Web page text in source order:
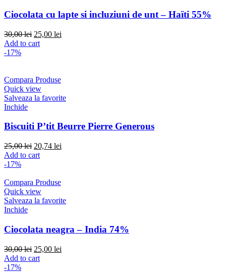
Ciocolata cu lapte si incluziuni de unt – Haïti 55%
30,00lei Original
price
25,00 lei
Add to cart
-17%
Compara Produse
Quick view
Salveaza la favorite
Inchide
Biscuiti P’tit Beurre Pierre Generous
25,00lei Original
price
20,74 lei
Add to cart
-17%
Compara Produse
Quick view
Salveaza la favorite
Inchide
Ciocolata neagra – India 74%
30,00lei Original
price
25,00 lei
Add to cart
-17%